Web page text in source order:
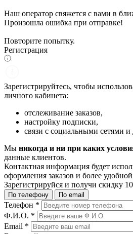
Наш оператор свяжется с вами в
Произошла ошибка при отправке!
Повторите попытку.
Регистрация
Зарегистрируйтесь, чтобы
личного кабинета:
отслеживание заказов,
настройку подписки,
связи с социальными сетями и
Мы никогда и ни при каких
данные клиентов.
Контактная информация будет
оформления заказов и более
Зарегистрируйся и получи скидку
По телефону По email
Телефон *
Ф.И.О. *
Email *